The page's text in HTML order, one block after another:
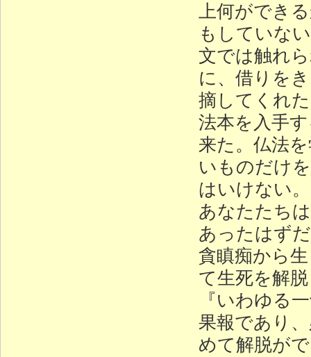
上何ができ
もしていな
文では触れ
に、借りを
摘してくれ
法本を入手
来た。仏法
いものだけ
はいけない
あなたたち
あったはず
貪瞋痴から
て生死を解
『いわゆる
果報であり
めて解脱が